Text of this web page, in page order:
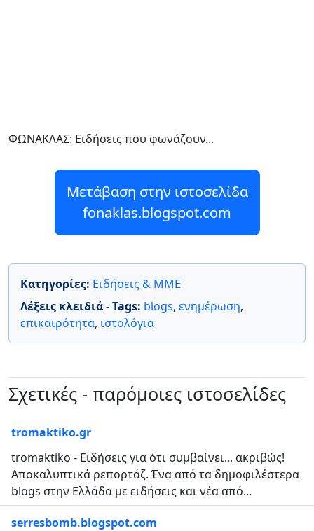
ΦΩΝΑΚΛΑΣ: Ειδήσεις που φωνάζουν...
Μετάβαση στην ιστοσελίδα
fonaklas.blogspot.com
Κατηγορίες: Ειδήσεις & ΜΜΕ
Λέξεις κλειδιά - Tags: blogs, ενημέρωση,
επικαιρότητα, ιστολόγια
Σχετικές - παρόμοιες ιστοσελίδες
tromaktiko.gr
tromaktiko - Ειδήσεις για ότι συμβαίνει... ακριβώς!
Αποκαλυπτικά ρεπορτάζ. Ένα από τα δημοφιλέστερα
blogs στην Ελλάδα με ειδήσεις και νέα από...
serresbomb.blogspot.com